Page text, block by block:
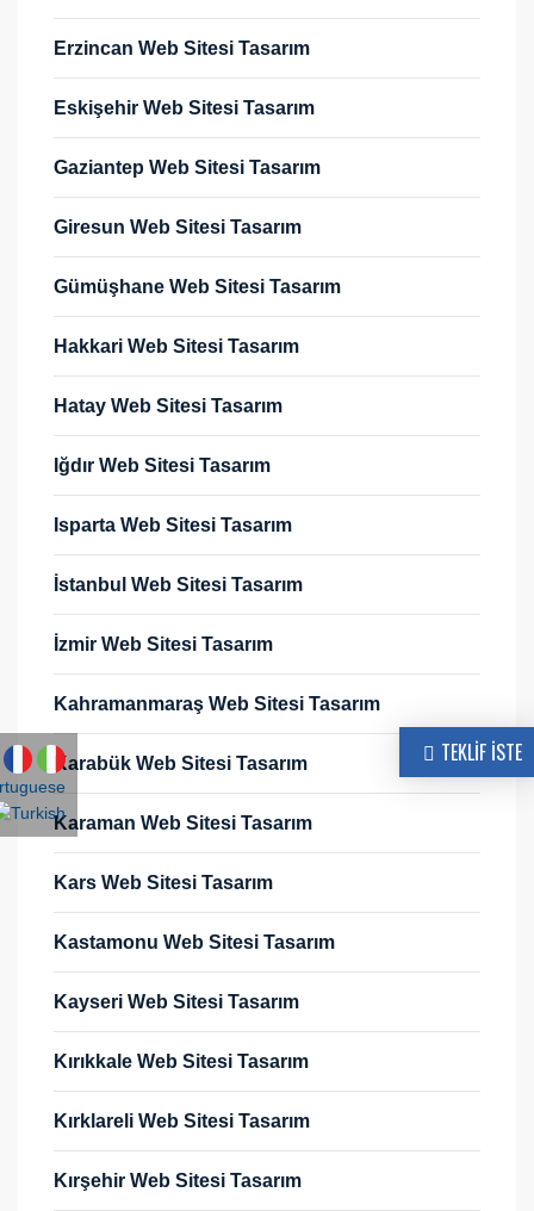
TEKLİF İSTE
Erzincan Web Sitesi Tasarım
Eskişehir Web Sitesi Tasarım
Gaziantep Web Sitesi Tasarım
Giresun Web Sitesi Tasarım
Gümüşhane Web Sitesi Tasarım
Hakkari Web Sitesi Tasarım
Hatay Web Sitesi Tasarım
Iğdır Web Sitesi Tasarım
Isparta Web Sitesi Tasarım
İstanbul Web Sitesi Tasarım
İzmir Web Sitesi Tasarım
Kahramanmaraş Web Sitesi Tasarım
Karabük Web Sitesi Tasarım
Karaman Web Sitesi Tasarım
Kars Web Sitesi Tasarım
Kastamonu Web Sitesi Tasarım
Kayseri Web Sitesi Tasarım
Kırıkkale Web Sitesi Tasarım
Kırklareli Web Sitesi Tasarım
Kırşehir Web Sitesi Tasarım